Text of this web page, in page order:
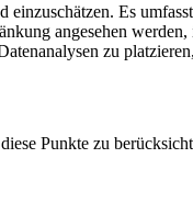
Es
angesehen werden,
zu
Punkte zu